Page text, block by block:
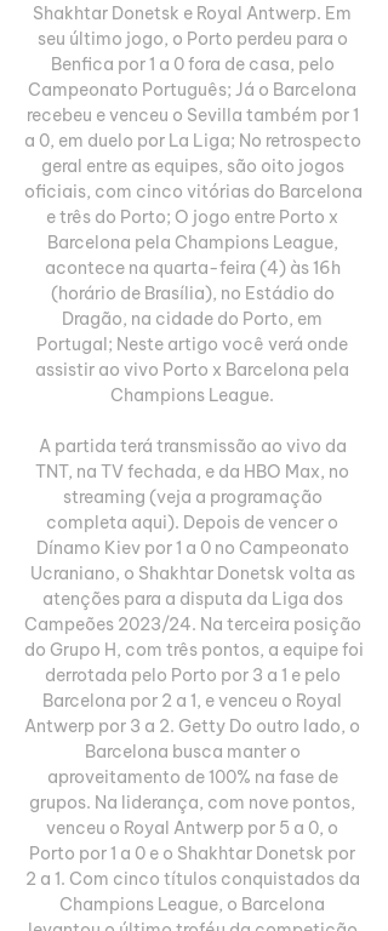
Shakhtar Donetsk e Royal Antwerp. Em
seu último jogo, o Porto perdeu para o
Benfica por 1 a 0 fora de casa, pelo
Campeonato Português; Já o Barcelona
recebeu e venceu o Sevilla também por 1
a 0, em duelo por La Liga; No retrospecto
geral entre as equipes, são oito jogos
oficiais, com cinco vitórias do Barcelona
e três do Porto; O jogo entre Porto x
Barcelona pela Champions League,
acontece na quarta-feira (4) às 16h
(horário de Brasília), no Estádio do
Dragão, na cidade do Porto, em
Portugal; Neste artigo você verá onde
assistir ao vivo Porto x Barcelona pela
Champions League.
A partida terá transmissão ao vivo da
TNT, na TV fechada, e da HBO Max, no
streaming (veja a programação
completa aqui). Depois de vencer o
Dínamo Kiev por 1 a 0 no Campeonato
Ucraniano, o Shakhtar Donetsk volta as
atenções para a disputa da Liga dos
Campeões 2023/24. Na terceira posição
do Grupo H, com três pontos, a equipe foi
derrotada pelo Porto por 3 a 1 e pelo
Barcelona por 2 a 1, e venceu o Royal
Antwerp por 3 a 2. Getty Do outro lado, o
Barcelona busca manter o
aproveitamento de 100% na fase de
grupos. Na liderança, com nove pontos,
venceu o Royal Antwerp por 5 a 0, o
Porto por 1 a 0 e o Shakhtar Donetsk por
2 a 1. Com cinco títulos conquistados da
Champions League, o Barcelona